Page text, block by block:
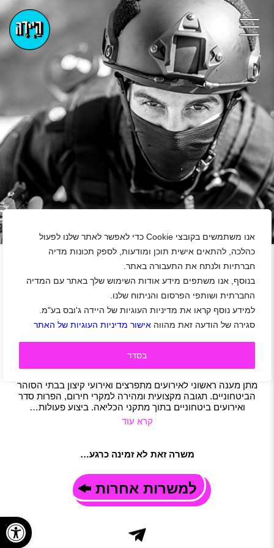
אנו משתמשים בקובצי Cookie כדי לאפשר לאתר שלנו לפעול
כהלכה, להתאים אישית תוכן ומודעות, לספק תכונות מדיה
חברתיות ולנתח את התעבורה באתר.
בנוסף, אנו משתפים מידע אודות השימוש שלך באתר עם המדיה
החברתית ושותפי הפרסום והניתוח שלנו.
למידע נוסף קראו את מדיניות העוגיות של היידה ג'ובס בע"מ.
סגירה של הודעה זאת מהווה אישור מדיניות העוגיות של האתר
בסדר
+
לשירות בתי הסוהר דרושים/ות לוחמים ולוחמות
ליחידת כת"ר
אזור מרכז|אזור השרון |אזור שפלה|אזור ירושלים|
אזור יהודה ושומרון|אזור דרום|אזור אילת|חיילים משוחררים
תיאור משרה
מתן מענה ראשוני לאירועים מתפרצים ואירועי קיצון בבתי הסוהר
הביטחוניים. תגובה מקצועית ומהירה למקרי חירום, הפרות סדר
ואירועים ביטחוניים בתוך מתקני הכליאה. ביצוע פעולות…
קרא עוד
משרה זאת לא זמינה כרגע…
למשרות אחרות